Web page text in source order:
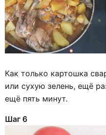
Как только картошка
или сухую зелень, ещё
ещё пять минут.
Шаг 6